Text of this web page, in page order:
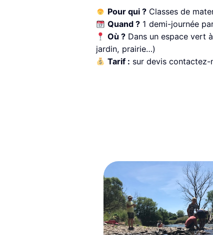
Pour qui ? Classes de
Quand ? 1 demi-journée
Où ? Dans un espace vert
jardin, prairie…)
Tarif : sur devis contactez-